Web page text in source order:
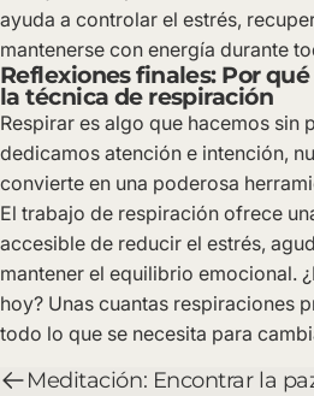
ayuda a controlar el estrés,
mantenerse con energía durante
Reflexiones finales: Por
la técnica de respiración
Respirar es algo que hacemos sin
dedicamos atención e intención,
convierte en una poderosa
El trabajo de respiración ofrece
accesible de reducir el estrés,
mantener el equilibrio emocional.
hoy? Unas cuantas respiraciones
todo lo que se necesita para
Meditación: Encontrar la